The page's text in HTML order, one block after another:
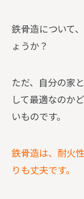
鉄骨造について
ょうか？
ただ、自分の家
して最適なのか
いものです。
鉄骨造は、耐火
りも丈夫です。